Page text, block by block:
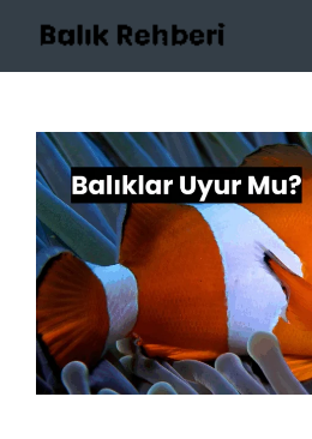
İçeriğe